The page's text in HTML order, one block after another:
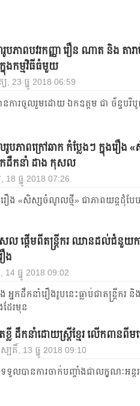
បភាពបវរកញ្ញា រឿន ណាត និង តារ
ក្នុងកម្មវិធីធំមួយ
, 23 ធ្នូ 2018 06:59
ការចូលរួមដោយ ឯកឧត្តម ជា ច័ន្ទបរិ
បភាពក្រៅឆាក​ កំប្លែងៗ ក្នុងរឿ
កដឹកនាំ ដាង កុសល
, 18 ធ្នូ 2018 07:26
នរឿង «សិស្សចំណូលថ្មី» ជាភាពយន្តដុំប
ល ផ្តើមពីតន្រ្តីករ ឈានដល់ជំនួយកា
ង
14 ធ្នូ 2018 09:02
ង អ្នកដឹកនាំរឿង​រូបនេះធ្លាប់ជាតន្រ្តីករ
ដែរមុន​
តខ្លី ដឹកនាំដោយស្រ្តីខ្មែរ លើកពាន
បតិ៍, 13 ធ្នូ 2018 09:10
ទទួលបានការចាក់បញ្ចាំងជាលក្ខណៈអន្